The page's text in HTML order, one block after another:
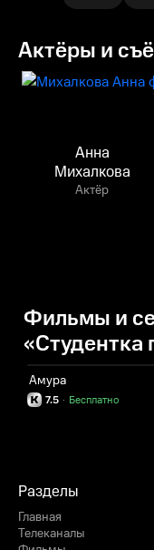
Актёры и
Анна
Михалкова
Актёр
Фильмы и
«Студентка
Амура
7.5 Бесплатно
·
Разделы
Главная
Телеканалы